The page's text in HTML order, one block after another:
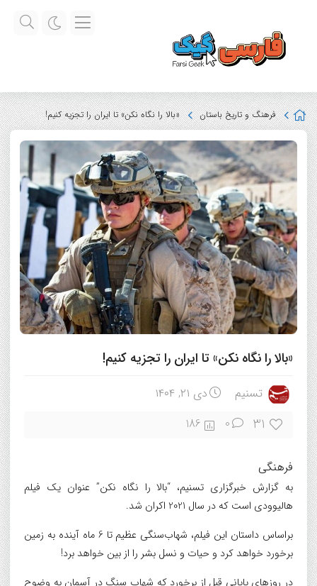
فرهنگ و تاریخ باستان «بالا را نگاه نکن» تا ایران را تجزیه کنیم!
«بالا را نگاه نکن» تا ایران را تجزیه کنیم!
تسنیم دی ۲۱, ۱۴۰۴
31
0
186
فرهنگی
به گزارش خبرگزاری تسنیم، “بالا را نگاه نکن” عنوان یک فیلم
هالیوودی است که در سال 2021 اکران شد.
براساس داستان این فیلم، شهاب‌سنگی عظیم تا 6 ماه آینده به زمین
برخورد خواهد کرد و حیات و نسل بشر را از بین خواهد برد!